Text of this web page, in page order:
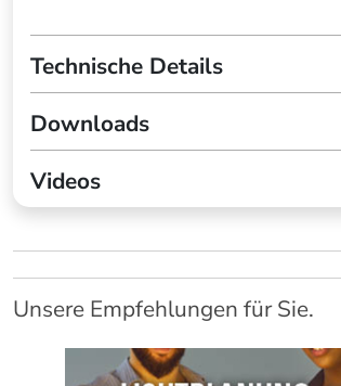
Technische Details
Downloads
Videos
Unsere Empfehlungen für Sie.